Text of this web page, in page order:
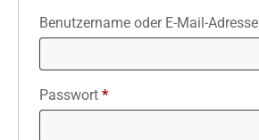
Benutzername oder E-Mail-Adresse
Passwort *